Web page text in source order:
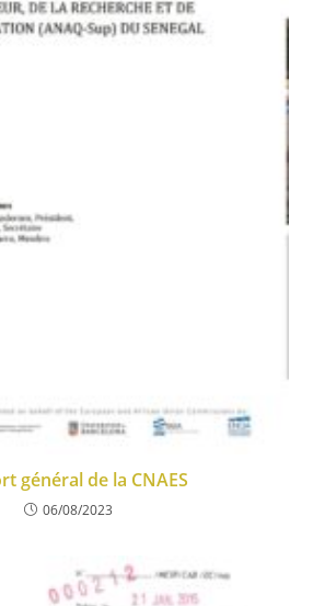
général de la CNAES
06/08/2023